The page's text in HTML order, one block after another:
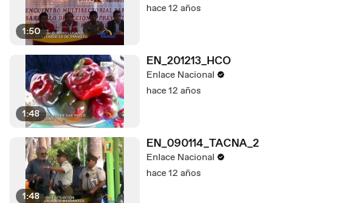
1:50
hace 12 años
1:48
EN_201213_HCO
Enlace Nacional
hace 12 años
1:48
EN_090114_TACNA_2
Enlace Nacional
hace 12 años